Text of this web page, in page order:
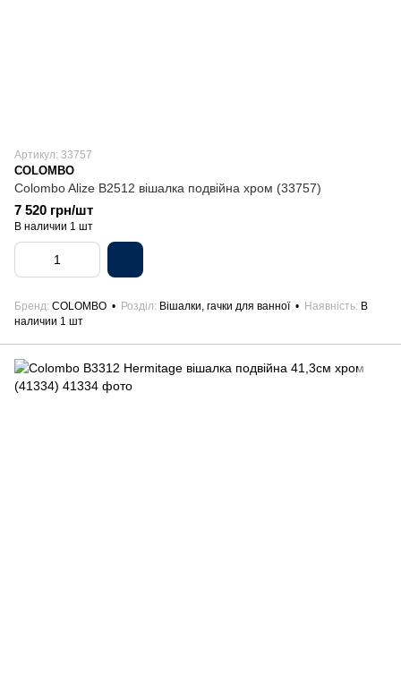
Артикул: 33757
COLOMBO
Colombo Alize B2512 вішалка подвійна хром (33757)
7 520 грн/шт
В наличии 1 шт
Бренд COLOMBO Розділ Вішалки, гачки для ванної Наявність В
наличии 1 шт